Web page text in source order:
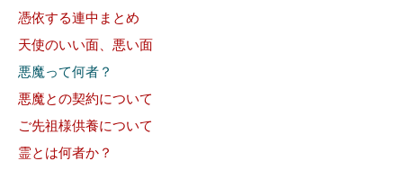
憑依する連中まとめ
天使のいい面、悪い面
悪魔って何者？
悪魔との契約について
ご先祖様供養について
霊とは何者か？